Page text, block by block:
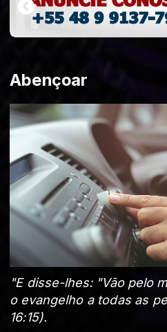
Abençoar
"E disse-lhes: "Vão pelo
o evangelho a todas as
16:15).